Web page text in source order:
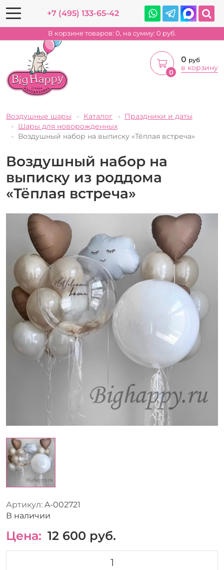
+7 (495) 133-65-42
В корзине товаров: 0, на сумму: 0 руб.
0
0 руб
в корзину
Воздушные шары Каталог
Праздники и даты
Шары для новорожденных
Воздушный набор на выписку «Тёплая встреча»
Воздушный набор на
выписку из роддома
«Тёплая встреча»
Артикул: A-002721
В наличии
Цена: 12 600 руб.